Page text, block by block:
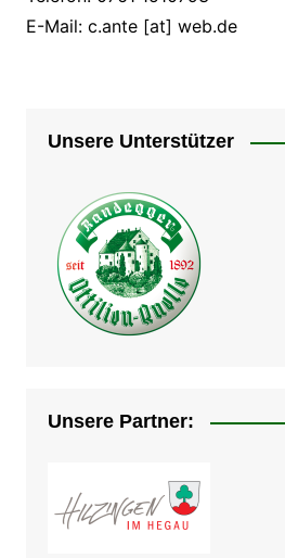
E-Mail: c.ante [at] web.de
Unsere Unterstützer
Unsere Partner: